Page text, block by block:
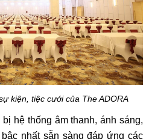
kiện, tiệc cưới của The ADORA
hệ thống âm thanh, ánh sáng,
nhất sẵn sàng đáp ứng các